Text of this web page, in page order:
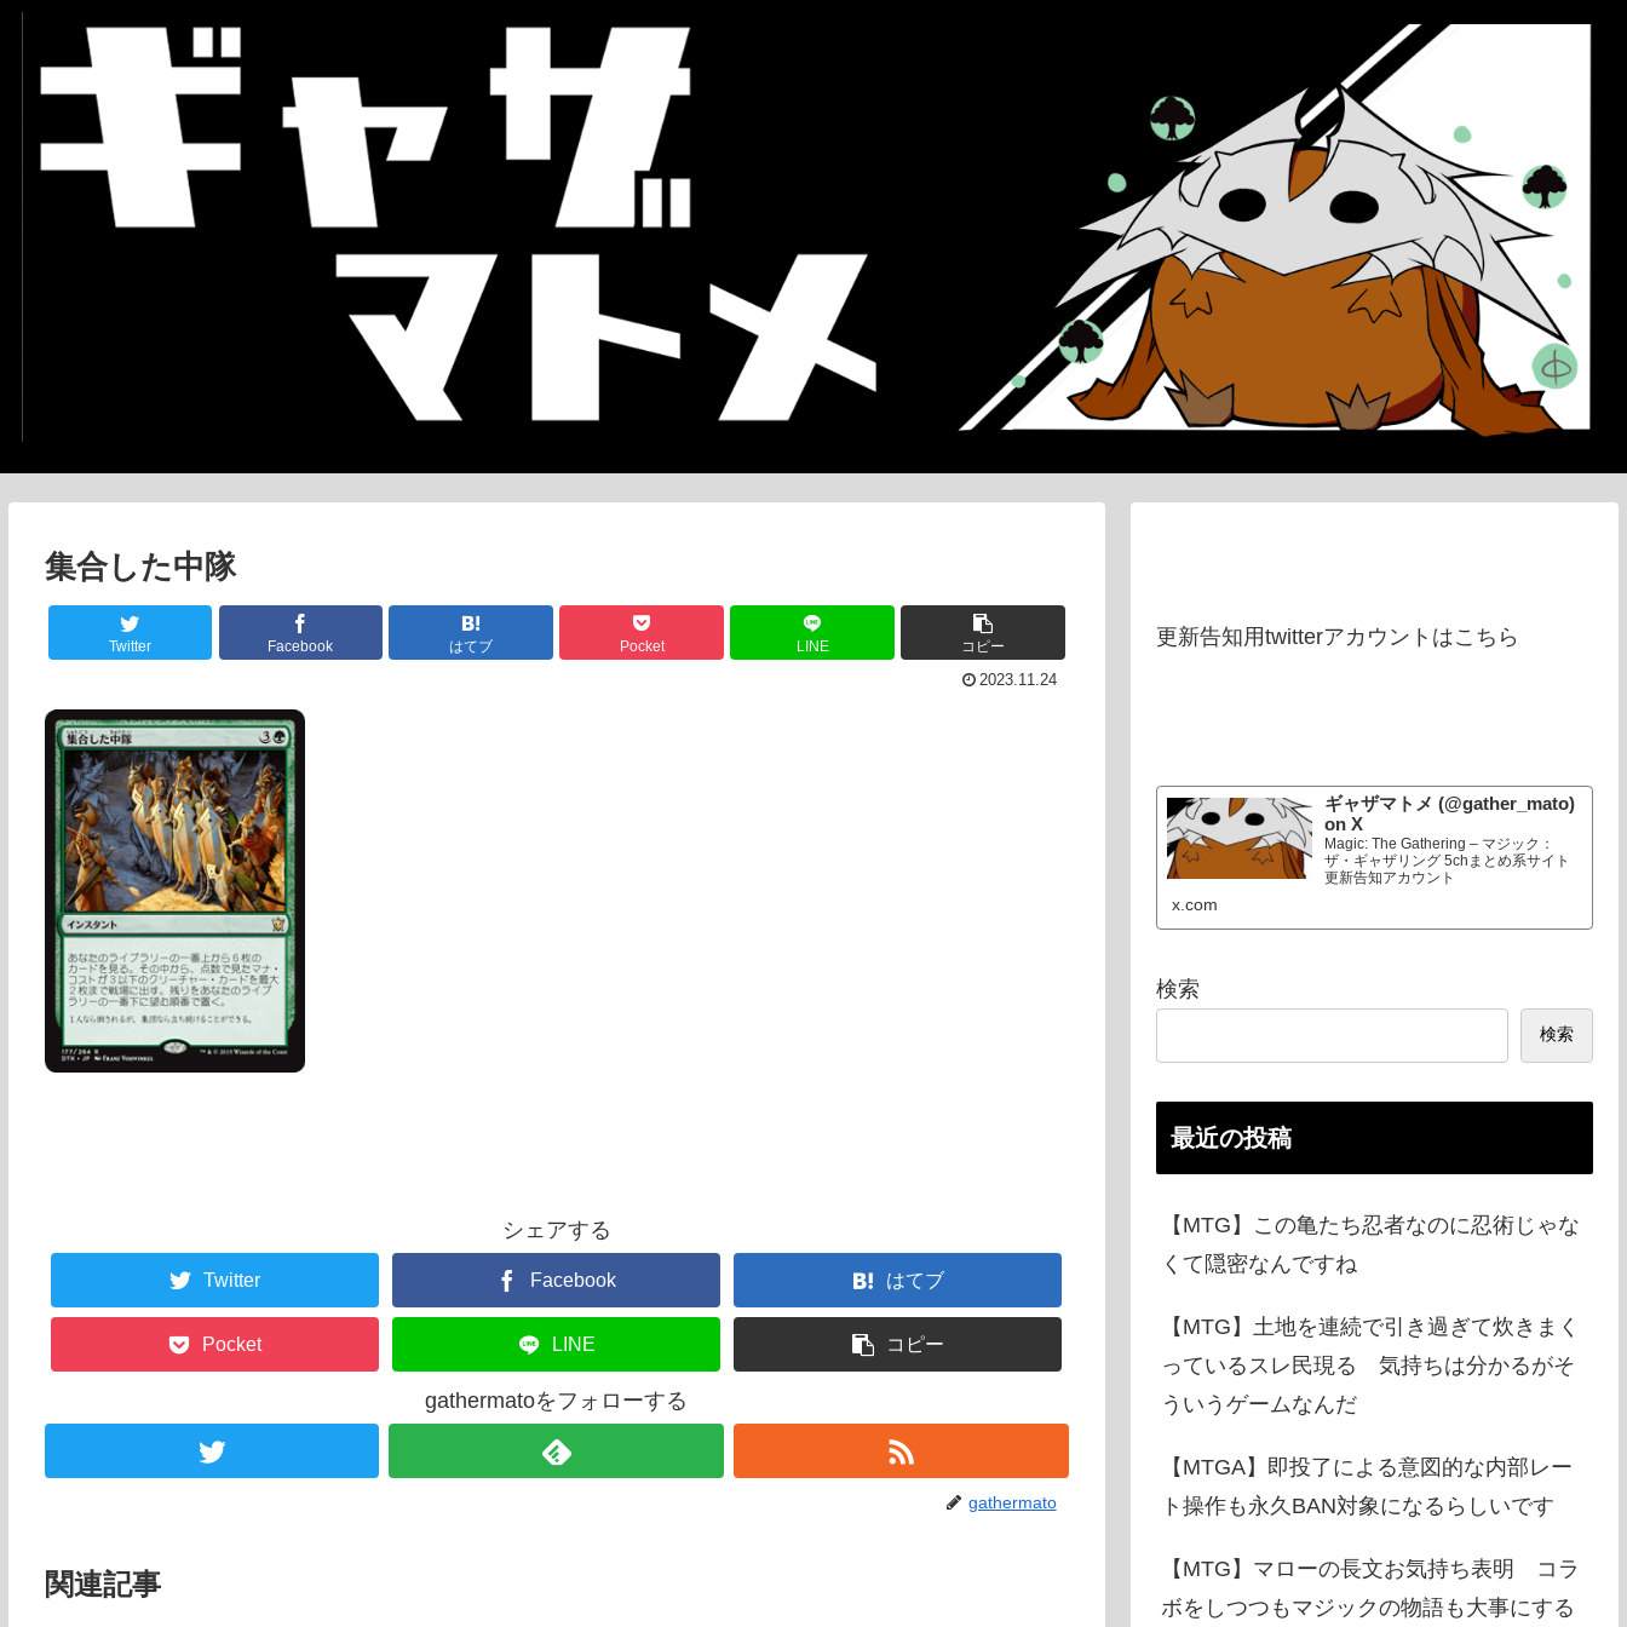
集合した中隊
Twitter Facebook はてブ Pocket LINE コピー
2023.11.24
シェアする
Twitter Facebook はてブ
Pocket LINE コピー
gathermatoをフォローする
gathermato
関連記事
更新告知用twitterアカウントはこちら
ギャザマトメ (@gather_mato)
on X
Magic: The Gathering – マジック：
ザ・ギャザリング 5chまとめ系サイト
更新告知アカウント
x.com
検索
検索
最近の投稿
【MTG】この亀たち忍者なのに忍術じゃな
くて隠密なんですね
【MTG】土地を連続で引き過ぎて炊きまく
っているスレ民現る 気持ちは分かるがそ
ういうゲームなんだ
【MTGA】即投了による意図的な内部レー
ト操作も永久BAN対象になるらしいです
【MTG】マローの長文お気持ち表明 コラ
ボをしつつもマジックの物語も大事にする